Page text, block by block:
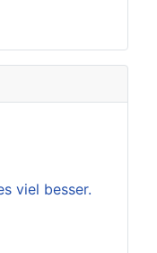
viel besser.